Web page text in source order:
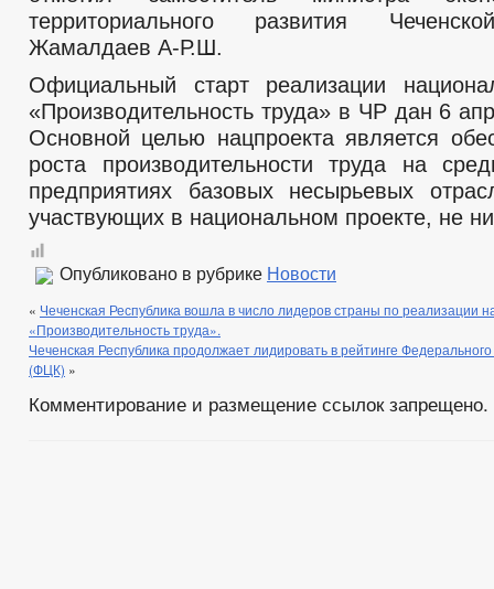
территориального развития
Жамалдаев А-Р.Ш.
Официальный старт реализации
«Производительность труда» в ЧР дан 6
Основной целью нацпроекта является
роста производительности труда на
предприятиях базовых несырьевых
участвующих в национальном проекте, не
Опубликовано в рубрике Новости
« Чеченская Республика вошла в число лидеров страны по реализации
«Производительность труда».
Чеченская Республика продолжает лидировать в рейтинге
(ФЦК) »
Комментирование и размещение ссылок запрещено.